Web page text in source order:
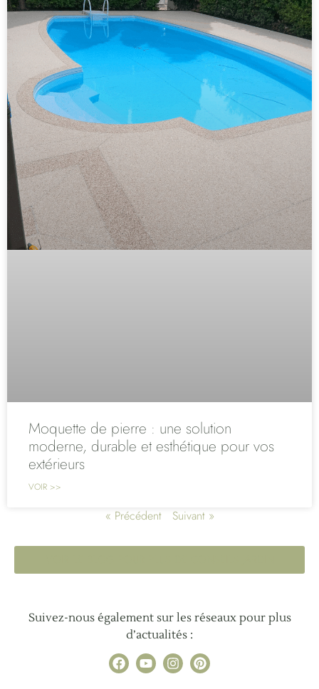
Moquette de pierre : une solution
moderne, durable et esthétique pour vos
extérieurs
VOIR >>
« Précédent Suivant »
Suivez-nous également sur les réseaux pour plus
d’actualités :